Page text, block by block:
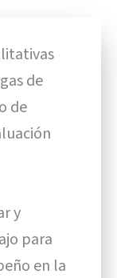
de
de
y
para
en la